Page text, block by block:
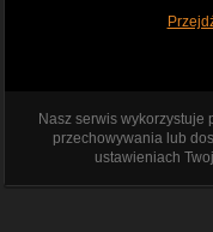
Nasz serwis wykorzystuje
przechowywania lub
ustawieniach